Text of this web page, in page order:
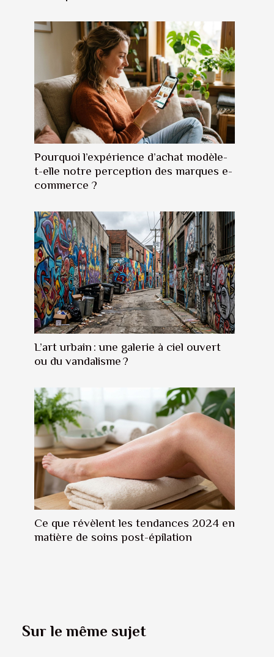
Pourquoi l’expérience d’achat modèle-
t-elle notre perception des marques e-
commerce ?
L’art urbain : une galerie à ciel ouvert
ou du vandalisme ?
Ce que révèlent les tendances 2024 en
matière de soins post-épilation
Sur le même sujet